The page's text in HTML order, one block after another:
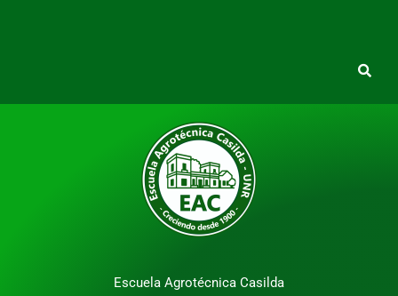
Escuela Agrotécnica Casilda